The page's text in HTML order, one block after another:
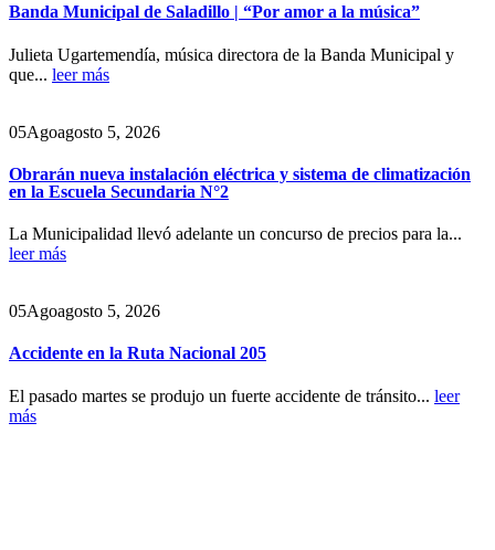
Banda Municipal de Saladillo | “Por amor a la música”
Julieta Ugartemendía, música directora de la Banda Municipal y
que... leer más
05Agoagosto 5, 2026
Obrarán nueva instalación eléctrica y sistema de climatización
en la Escuela Secundaria N°2
La Municipalidad llevó adelante un concurso de precios para la...
leer más
05Agoagosto 5, 2026
Accidente en la Ruta Nacional 205
El pasado martes se produjo un fuerte accidente de tránsito... leer
más